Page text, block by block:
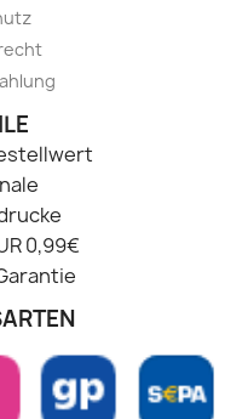
0,99€